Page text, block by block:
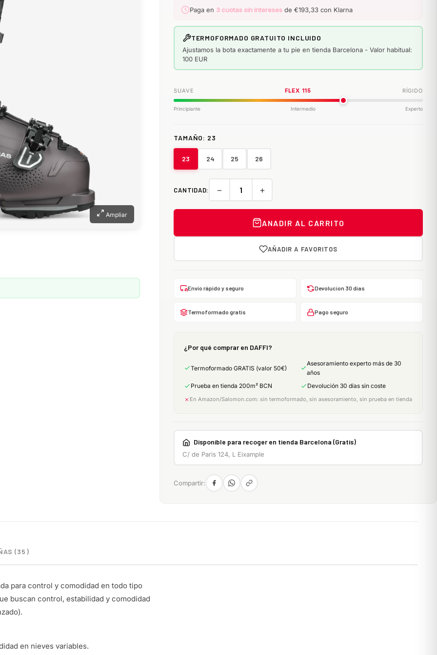
Ampliar
Paga en 3 cuotas sin intereses de €193,33 con Klarna
TERMOFORMADO GRATUITO INCLUIDO
Ajustamos la bota exactamente a tu pie en tienda Barcelona - Valor habitual:
100 EUR
SUAVE FLEX 115 RÍGIDO
Principiante Intermedio Experto
TAMAÑO: 23
23 24 25 26
CANTIDAD: − +
ANADIR AL CARRITO
AÑADIR A FAVORITOS
Envío rápido y seguro Devolucion 30 dias
Termoformado gratis Pago seguro
¿Por qué comprar en DAFFI?
Termoformado GRATIS (valor 50€)
Asesoramiento experto más de 30
años
Prueba en tienda 200m² BCN
Devolución 30 días sin coste
En Amazon/Salomon.com: sin termoformado, sin asesoramiento, sin prueba en tienda
Disponible para recoger en tienda Barcelona (Gratis)
C/ de Paris 124, L Eixample
Compartir:
(35)
para control y comodidad en todo tipo
buscan control, estabilidad y comodidad
en nieves variables.